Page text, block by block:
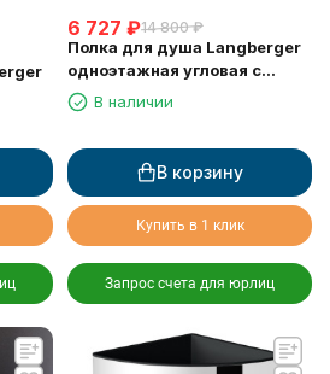
6 727 ₽14 800 ₽
Полка для душа Langberger
одноэтажная угловая с
пластиком 75660
В наличии
В корзину
Купить в 1 клик
Запрос счета для юрлиц